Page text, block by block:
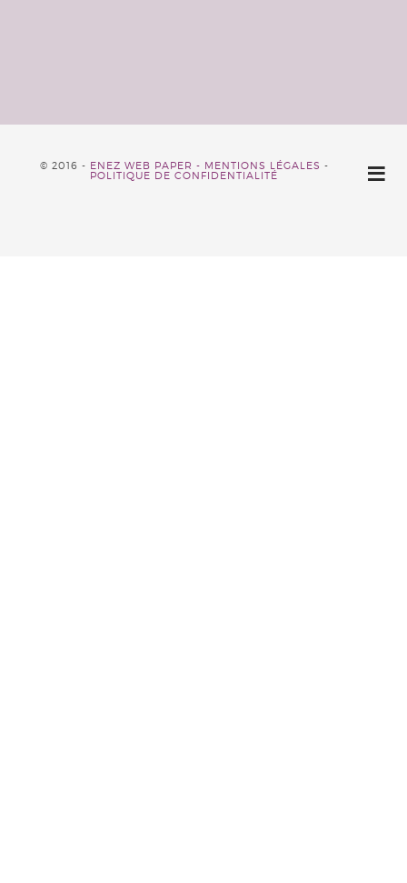
© 2016 - ENEZ WEB PAPER - MENTIONS LÉGALES -
POLITIQUE DE CONFIDENTIALITÉ